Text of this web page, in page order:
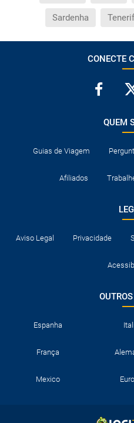
Sardenha
CONECTE
QUEM
Guias de Viagem
Afiliados
Aviso Legal Privacidade
Espanha
França
Mexico